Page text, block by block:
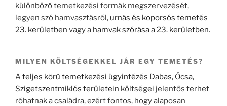
különböző temetkezési formák megszervezését,
legyen szó hamvasztásról, urnás és koporsós temetés
23. kerületben vagy a hamvak szórása a 23. kerületben.
MILYEN KÖLTSÉGEKKEL JÁR EGY TEMETÉS?
A teljes körű temetkezési ügyintézés Dabas, Ócsa,
Szigetszentmiklós területein költségei jelentős terhet
róhatnak a családra, ezért fontos, hogy alaposan